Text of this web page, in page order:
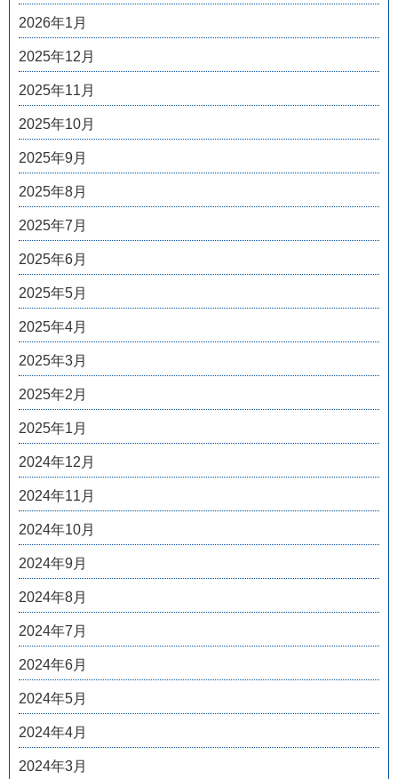
2026年1月
2025年12月
2025年11月
2025年10月
2025年9月
2025年8月
2025年7月
2025年6月
2025年5月
2025年4月
2025年3月
2025年2月
2025年1月
2024年12月
2024年11月
2024年10月
2024年9月
2024年8月
2024年7月
2024年6月
2024年5月
2024年4月
2024年3月